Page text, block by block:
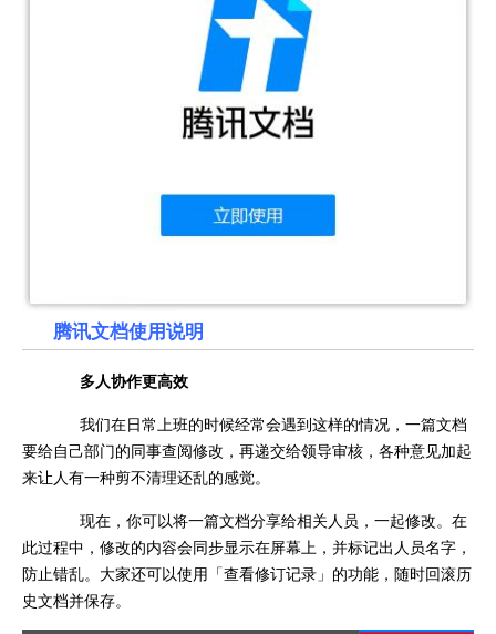
腾讯文档使用说明
多人协作更高效
我们在日常上班的时候经常会遇到这样的情况，一篇文档
要给自己部门的同事查阅修改，再递交给领导审核，各种意见加起
来让人有一种剪不清理还乱的感觉。
现在，你可以将一篇文档分享给相关人员，一起修改。在
此过程中，修改的内容会同步显示在屏幕上，并标记出人员名字，
防止错乱。大家还可以使用「查看修订记录」的功能，随时回滚历
史文档并保存。